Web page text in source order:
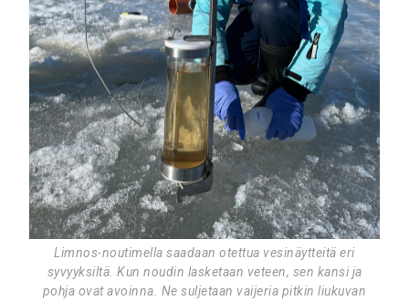
Limnos-noutimella saadaan otettua vesinäytteitä eri
syvyyksiltä. Kun noudin lasketaan veteen, sen kansi ja
pohja ovat avoinna. Ne suljetaan vaijeria pitkin liukuvan